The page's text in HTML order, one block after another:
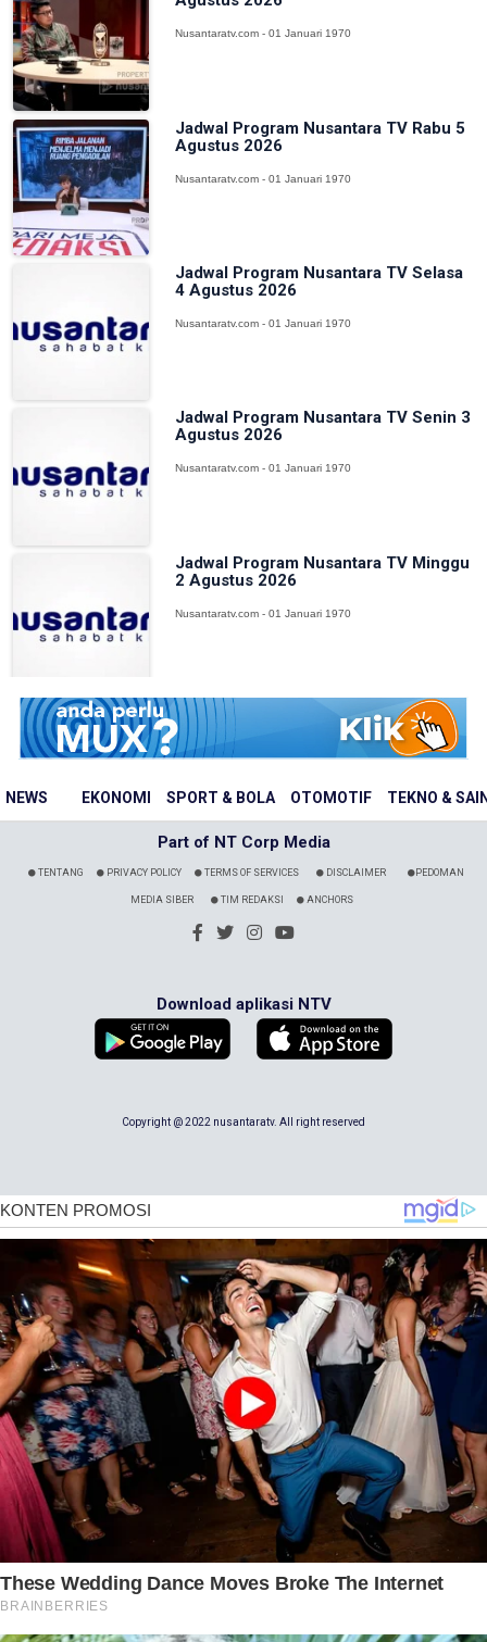
NEWS EKONOMI SPORT & BOLA OTOMOTIF TEKNO &
Nusantaratv.com - 01 Januari 1970
Jadwal Program Nusantara TV Rabu 5
Agustus 2026
Nusantaratv.com - 01 Januari 1970
Jadwal Program Nusantara TV Selasa
4 Agustus 2026
Nusantaratv.com - 01 Januari 1970
Jadwal Program Nusantara TV Senin 3
Agustus 2026
Nusantaratv.com - 01 Januari 1970
Jadwal Program Nusantara TV Minggu
2 Agustus 2026
Nusantaratv.com - 01 Januari 1970
Part of NT Corp Media
TENTANG PRIVACY POLICY TERMS OF SERVICES DISCLAIMER PEDOMAN
MEDIA SIBER TIM REDAKSI ANCHORS
Download aplikasi NTV
Copyright @ 2022 nusantaratv. All right reserved